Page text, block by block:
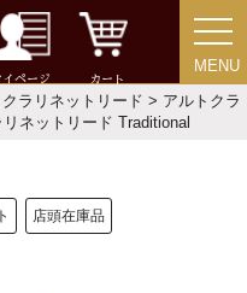
イページ カート
MENU
MENU
クラリネットリード > アルトクラ
ネットリード Traditional
店頭在庫品